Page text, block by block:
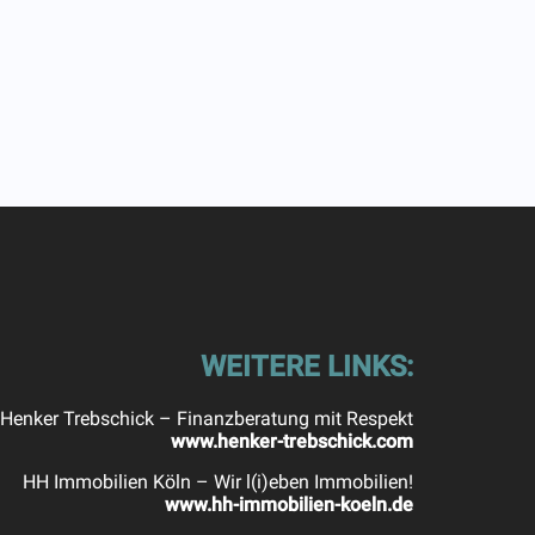
WEITERE LINKS:
Henker Trebschick – Finanzberatung mit Respekt
www.henker-trebschick.com
HH Immobilien Köln – Wir l(i)eben Immobilien!
www.hh-immobilien-koeln.de